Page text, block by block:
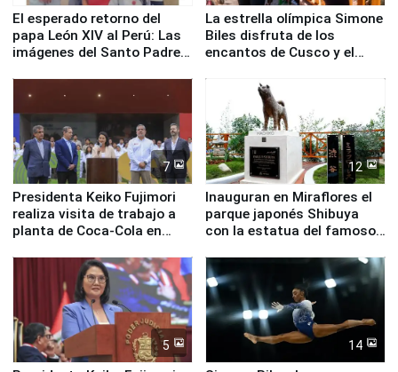
El esperado retorno del
papa León XIV al Perú: Las
imágenes del Santo Padre
La estrella olímpica Simone
Biles disfruta de los
encantos de Cusco y el
7
Presidenta Keiko Fujimori
realiza visita de trabajo a
planta de Coca-Cola en
12
Inauguran en Miraflores el
parque japonés Shibuya
con la estatua del famoso
5 14